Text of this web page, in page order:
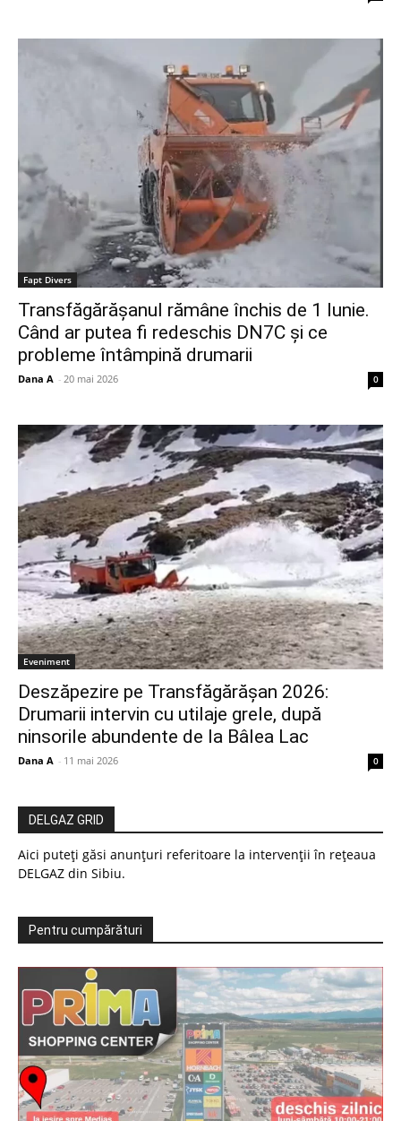
Fapt Divers
Transfăgărășanul rămâne închis de 1 Iunie.
Când ar putea fi redeschis DN7C și ce
probleme întâmpină drumarii
Dana A - 20 mai 2026 0
Eveniment
Deszăpezire pe Transfăgărășan 2026:
Drumarii intervin cu utilaje grele, după
ninsorile abundente de la Bâlea Lac
Dana A - 11 mai 2026 0
DELGAZ GRID
Aici puteți găsi anunțuri referitoare la intervenții în rețeaua
DELGAZ din Sibiu.
Pentru cumpărături